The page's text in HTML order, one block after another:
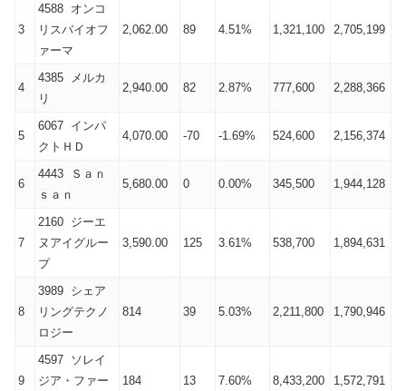
3
4588 オンコ
リスバイオフ
ァーマ
2,062.00 89 4.51% 1,321,100 2,705,199
4
4385 メルカ
リ
2,940.00 82 2.87% 777,600 2,288,366
5
6067 インパ
クトＨＤ
4,070.00 -70 -1.69% 524,600 2,156,374
6
4443 Ｓａｎ
ｓａｎ
5,680.00 0 0.00% 345,500 1,944,128
7
2160 ジーエ
ヌアイグルー
プ
3,590.00 125 3.61% 538,700 1,894,631
8
3989 シェア
リングテクノ
ロジー
814 39 5.03% 2,211,800 1,790,946
9
4597 ソレイ
ジア・ファー
184 13 7.60% 8,433,200 1,572,791